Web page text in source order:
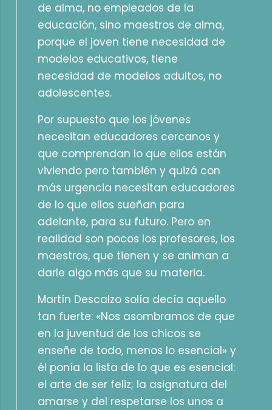
de alma, no empleados de la
educación, sino maestros de alma,
porque el joven tiene necesidad de
modelos educativos, tiene
necesidad de modelos adultos, no
adolescentes.
Por supuesto que los jóvenes
necesitan educadores cercanos y
que comprendan lo que ellos están
viviendo pero también y quizá con
más urgencia necesitan educadores
de lo que ellos sueñan para
adelante, para su futuro. Pero en
realidad son pocos los profesores, los
maestros, que tienen y se animan a
darle algo más que su materia.
Martín Descalzo solía decía aquello
tan fuerte: «Nos asombramos de que
en la juventud de los chicos se
enseñe de todo, menos lo esencial» y
él ponía la lista de lo que es esencial:
el arte de ser feliz; la asignatura del
amarse y del respetarse los unos a